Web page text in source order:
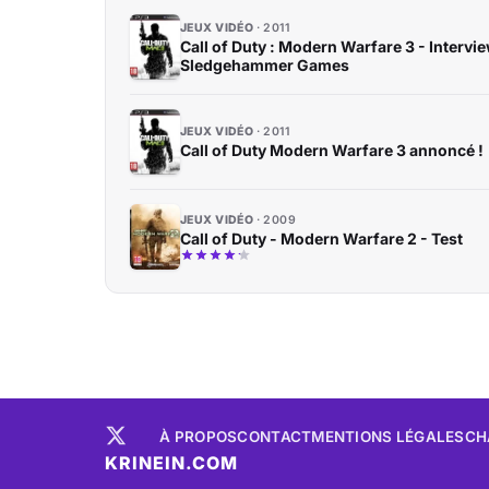
JEUX VIDÉO 2011
Call of Duty : Modern Warfare 3 -
Sledgehammer Games
JEUX VIDÉO 2011
Call of Duty Modern Warfare 3 annoncé !
JEUX VIDÉO 2009
Call of Duty - Modern Warfare 2 - Test
À PROPOSCONTACTMENTIONS LÉGALES
KRINEIN.COM